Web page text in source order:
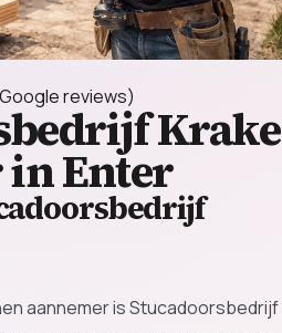
reviews)
Krake
Enter
aannemer is Stucadoorsbedrijf